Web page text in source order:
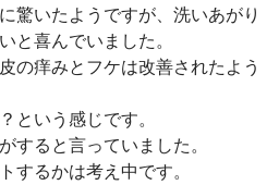
驚いたようですが、洗いあがり
と喜んでいました。
の痒みとフケは改善されたよう
という感じです。
すると言っていました。
するかは考え中です。